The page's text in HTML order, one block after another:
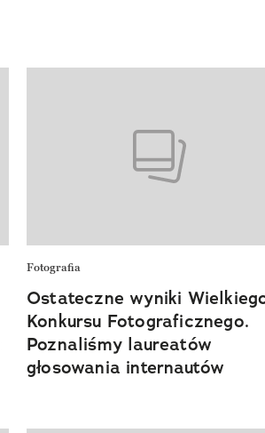
Fotografia
Ostateczne wyniki
Konkursu Fotograficznego.
Poznaliśmy laureatów
głosowania internautów